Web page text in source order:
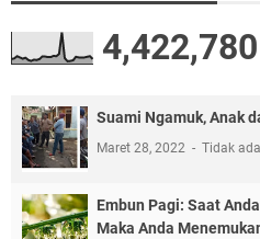
4,422,780
Suami Ngamuk, Anak
Maret 28, 2022 Tidak
Embun Pagi: Saat
Maka Anda